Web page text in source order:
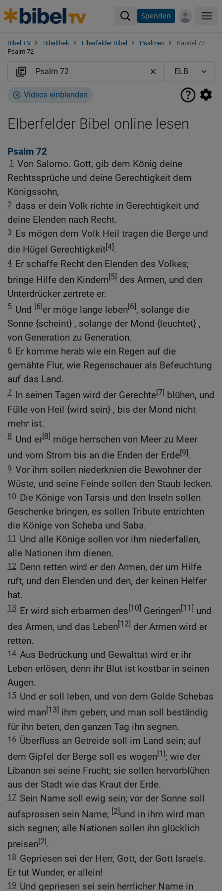
Spenden
Bibel TV Bibelthek Elberfelder Bibel Psalmen
Kapitel 72
Psalm 72
Videos einblenden
Elberfelder Bibel online lesen
Psalm 72
1 Von Salomo. Gott, gib dem König deine
Rechtssprüche und deine Gerechtigkeit dem
Königssohn,
2 dass er dein Volk richte in Gerechtigkeit und
deine Elenden nach Recht.
3 Es mögen dem Volk Heil tragen die Berge und
die Hügel Gerechtigkeit[4].
4 Er schaffe Recht den Elenden des Volkes;
bringe Hilfe den Kindern[5] des Armen, und den
Unterdrücker zertrete er.
5 Und [6]er möge lange leben[6], solange die
Sonne {scheint} , solange der Mond {leuchtet} ,
von Generation zu Generation.
6 Er komme herab wie ein Regen auf die
gemähte Flur, wie Regenschauer als Befeuchtung
auf das Land.
7 In seinen Tagen wird der Gerechte[7] blühen, und
Fülle von Heil {wird sein} , bis der Mond nicht
mehr ist.
8 Und er[8] möge herrschen von Meer zu Meer
und vom Strom bis an die Enden der Erde[9].
9 Vor ihm sollen niederknien die Bewohner der
Wüste, und seine Feinde sollen den Staub lecken.
10 Die Könige von Tarsis und den Inseln sollen
Geschenke bringen, es sollen Tribute entrichten
die Könige von Scheba und Saba.
11 Und alle Könige sollen vor ihm niederfallen,
alle Nationen ihm dienen.
12 Denn retten wird er den Armen, der um Hilfe
ruft, und den Elenden und den, der keinen Helfer
hat.
13 Er wird sich erbarmen des[10] Geringen[11] und
des Armen, und das Leben[12] der Armen wird er
retten.
14 Aus Bedrückung und Gewalttat wird er ihr
Leben erlösen, denn ihr Blut ist kostbar in seinen
Augen.
15 Und er soll leben, und von dem Golde Schebas
wird man[13] ihm geben; und man soll beständig
für ihn beten, den ganzen Tag ihn segnen.
16 Überfluss an Getreide soll im Land sein; auf
dem Gipfel der Berge soll es wogen[1]; wie der
Libanon sei seine Frucht; sie sollen hervorblühen
aus der Stadt wie das Kraut der Erde.
17 Sein Name soll ewig sein; vor der Sonne soll
aufsprossen sein Name; [2]und in ihm wird man
sich segnen; alle Nationen sollen ihn glücklich
preisen[2].
18 Gepriesen sei der Herr, Gott, der Gott Israels.
Er tut Wunder, er allein!
19 Und gepriesen sei sein herrlicher Name in